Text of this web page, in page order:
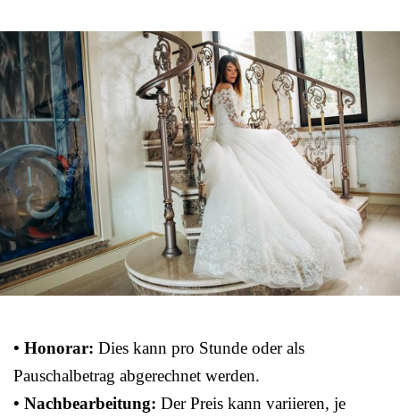
• Honorar: Dies kann pro Stunde oder als
Pauschalbetrag abgerechnet werden.
• Nachbearbeitung: Der Preis kann variieren, je